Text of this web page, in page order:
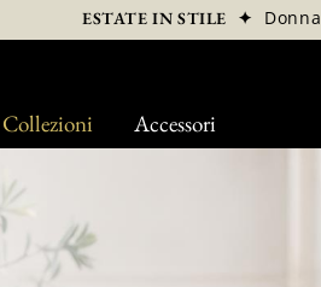
Collezioni Accessori
ESTATE IN STILE ✦ Donna